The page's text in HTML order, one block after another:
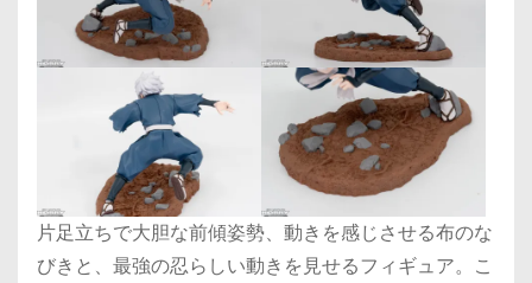
片足立ちで大胆な前傾姿勢、動きを感じさせる布のな
びきと、最強の忍らしい動きを見せるフィギュア。こ